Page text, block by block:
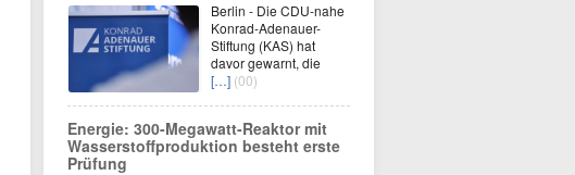
Berlin - Die CDU-nahe
Konrad-Adenauer-
Stiftung (KAS) hat
davor gewarnt, die
[…] (00)
Energie: 300-Megawatt-Reaktor mit
Wasserstoffproduktion besteht erste
Prüfung